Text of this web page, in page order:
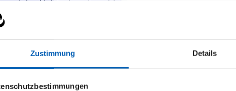
Zustimmung Details